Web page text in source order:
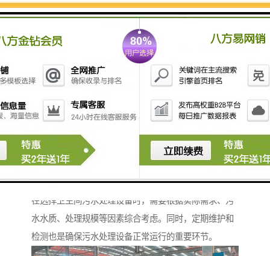
3. **生物反应器**：利用微生物降解污水中的有机物，
通常包括好氧和厌氧生物处理。
4. **过滤器**：用于去除污水中的悬浮物和其他杂质，
常见的有砂滤器和活性炭滤器。
有害物质的沉淀和分解。
于杀灭污水中的病原体，确保出水水质安全。
7. **一体化污水处理设备**：集成了多个功能的污水处
理系统，适用于小型住宅或别墅的污水处理。
在选择卫生间污水处理设备时，需要根据实际需求、污
水水质、处理规模等因素综合考虑。同时，定期维护和
检测也是确保污水处理设备正常运行的重要环节。